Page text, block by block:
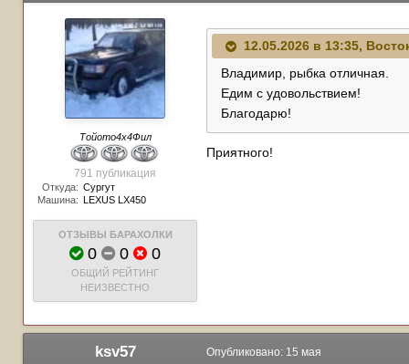
Тойото4х4Фил
791 публикация
Откуда: Сургут
Машина: LEXUS LX450
ОТЗЫВЫ БАРАХОЛКИ
0 0 0
ОБЩИЙ РЕЙТИНГ
НЕИЗВЕСТНО
12.05.2026 в 13:35,
Владимир, рыбка отличная.
Едим с удовольствием!
Благодарю!
Приятного!
ksv57 Опубликовано: 15 мая